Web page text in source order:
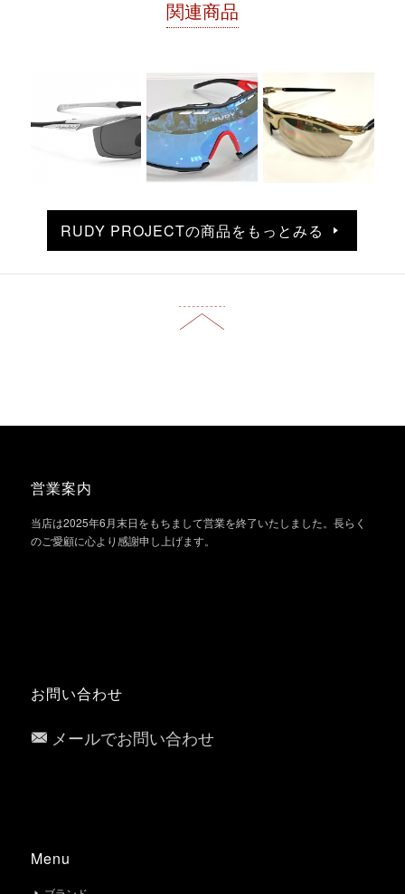
関連商品
RUDY PROJECTの商品をもっとみる
営業案内
当店は2025年6月末日をもちまして営業を終了いたしました。長らく
のご愛顧に心より感謝申し上げます。
お問い合わせ
メールでお問い合わせ
Menu